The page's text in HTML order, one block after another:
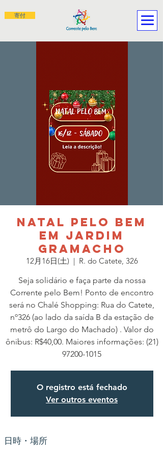
寄付
Natal pelo Bem
em Jardim
Gramacho
12月16日(土)
  |
R. do Catete, 326
Seja solidário e faça parte da nossa
Corrente pelo Bem! Ponto de encontro
será no Chalé Shopping: Rua do Catete,
nº326 (ao lado da saída B da estação de
metrô do Largo do Machado) . Valor do
ônibus: R$40,00. Maiores informações: (21)
97200-1015
O registro está fechado
Ver outros eventos
日時・場所